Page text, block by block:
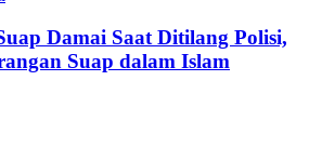
Damai Saat Ditilang Polisi,
Suap dalam Islam